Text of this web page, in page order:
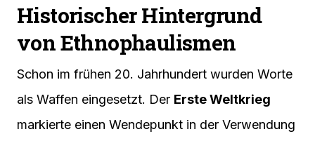
Historischer Hintergrund
von Ethnophaulismen
Schon im frühen 20. Jahrhundert wurden Worte
als Waffen eingesetzt. Der Erste Weltkrieg
markierte einen Wendepunkt in der Verwendung